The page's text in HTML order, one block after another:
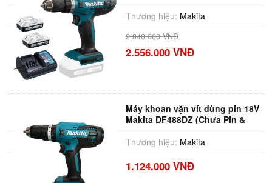
Thương hiệu: Makita
2.840.000 VNĐ
2.556.000 VNĐ
Máy khoan vặn vít dùng pin 18V
Makita DF488DZ (Chưa Pin &
Thương hiệu: Makita
1.124.000 VNĐ